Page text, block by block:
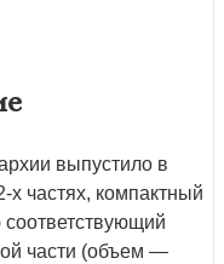
выпустило в
х частях, компактный
соответствующий
части (объем —